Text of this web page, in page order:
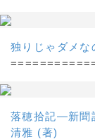
独りじゃダメ
落穂拾記―新聞
清雅 (著)